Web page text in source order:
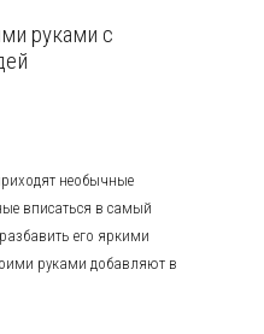
руками с
необычные
вписаться в самый
его яркими
руками добавляют в